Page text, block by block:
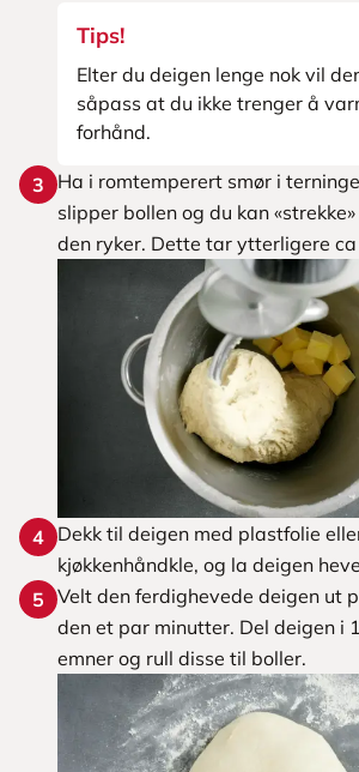
Tips!
Elter du deigen lenge nok vil
såpass at du ikke trenger å
forhånd.
3
Ha i romtemperert smør i
slipper bollen og du kan
den ryker. Dette tar ytterligere
4 Dekk til deigen med plastfolie
kjøkkenhåndkle, og la deigen
5 Velt den ferdighevede deigen ut
den et par minutter. Del deigen i
emner og rull disse til boller.